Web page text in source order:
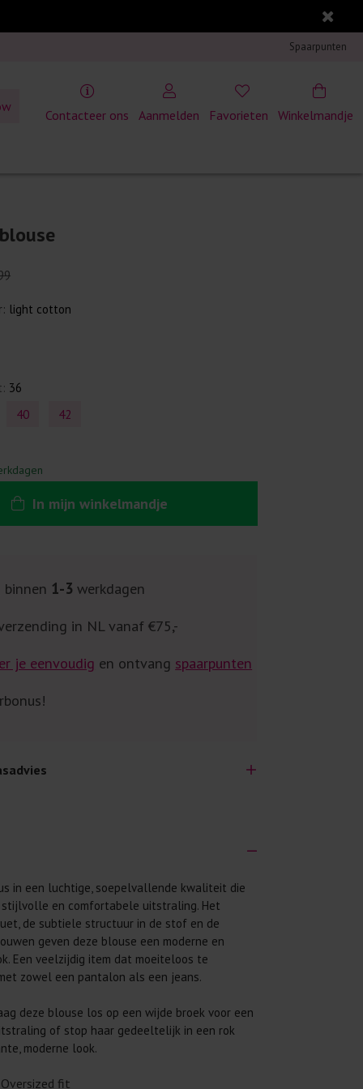
Spaarpunten
Winkelmandje
Contacteer ons Aanmelden Favorieten
light cotton
36
40
42
In mijn winkelmandje
binnen 1-3werkdagen
in NL vanaf €75,-
je eenvoudig en ontvang spaarpunten
lang plezier hebben van je nieuwe kleding.
wij een aantal algemene was-tips:
even het was-etiket.
buiten. Dat beschermt de
met wasmiddel. Per kledingstuk is een drupje
mogelijk. Op 20 of 30 graden wassen is vaak
in een luchtige, soepelvallende kwaliteit die
stijlvolle en comfortabele uitstraling. Het
de subtiele structuur in de stof en de
geven deze blouse een moderne en
Een veelzijdig item dat moeiteloos te
zowel een pantalon als een jeans.
deze blouse los op een wijde broek voor een
of stop haar gedeeltelijk in een rok
moderne look.
Oversized fit